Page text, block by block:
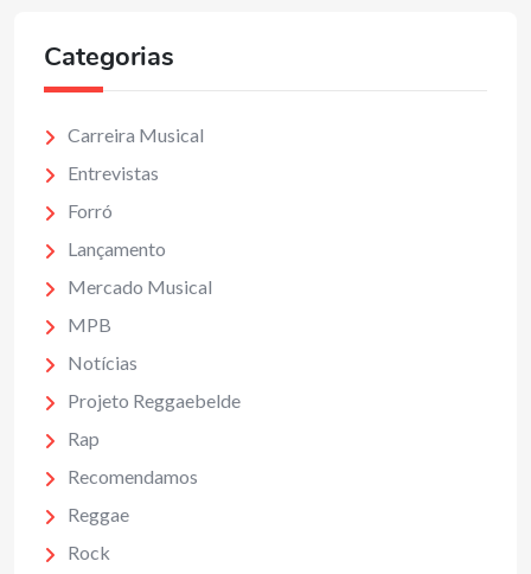
Categorias
Carreira Musical
Entrevistas
Forró
Lançamento
Mercado Musical
MPB
Notícias
Projeto Reggaebelde
Rap
Recomendamos
Reggae
Rock